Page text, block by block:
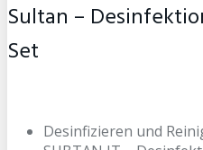
Sultan –
Set
Desinfizieren und